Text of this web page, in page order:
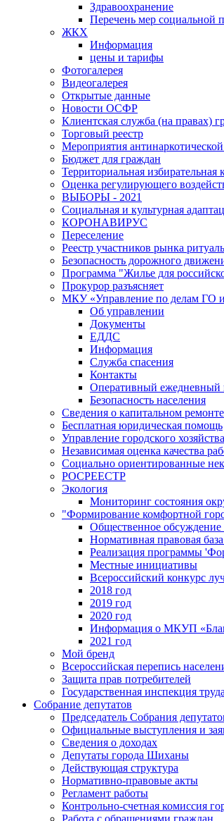
Здравоохранение
Перечень мер социальной
ЖКХ
Информация
цены и тарифы
Фотогалерея
Видеогалерея
Открытые данные
Новости ОСФР
Клиентская служба (на правах)
Торговый реестр
Мероприятия
Бюджет для граждан
Территориальная
Оценка регулирующего
ВЫБОРЫ - 2021
Социальная и культурная
КОРОНАВИРУС
Переселение
Реестр участников рынка
Безопасность дорожного
Программа "Жилье для
Прокурор разъясняет
МКУ «Управление по делам ГО
Об управлении
Документы
ЕДДС
Информация
Служба спасения
Контакты
Оперативный ежедневный
Безопасность населения
Сведения о капитальном ремонте
Бесплатная юридическая помощь
Управление городского хозяйства
Независимая оценка качества
Социально ориентированные
РОСРЕЕСТР
Экология
Мониторинг состояния
"Формирование комфортной
Общественное
Нормативная правовая
Реализация программы
Местные инициативы
Всероссийский конкурс
2018 год
2019 год
2020 год
Информация о МКУП
2021 год
Мой бренд
Всероссийская перепись
Защита прав потребителей
Государственная инспекция
Собрание депутатов
Председатель Собрания
Официальные выступления и
Сведения о доходах
Депутаты города Шиханы
Действующая структура
Нормативно-правовые акты
Регламент работы
Контрольно-счетная комиссия
Работа с обращениями граждан